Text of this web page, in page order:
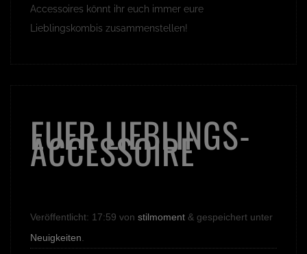
Accessoires könnt ihr euch immer eure
Lieblingskombis zusammenstellen!
EUER LIEBLINGS-
ACCESSOIRE
Veröffentlicht: 17:59 von stilmoment & gespeichert unter
Neuigkeiten